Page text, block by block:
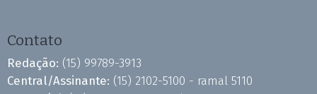
Contato
Redação: (15) 99789-3913
Central/Assinante: (15) 2102-5100 - ramal 5110